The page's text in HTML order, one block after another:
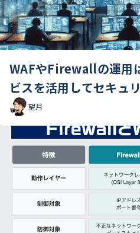
WAFやFirewallの運用
ビスを活用してセキュ
善する方法
望月